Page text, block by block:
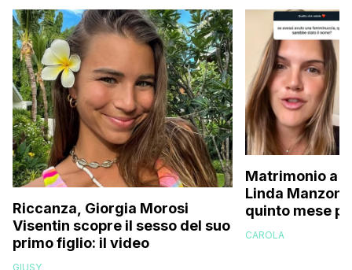
Riccanza, Giorgia Morosi
Visentin scopre il sesso del suo
primo figlio: il video
GIUSY
Matrimonio a
Linda Manzoni
quinto mese
essere in
CAROLA